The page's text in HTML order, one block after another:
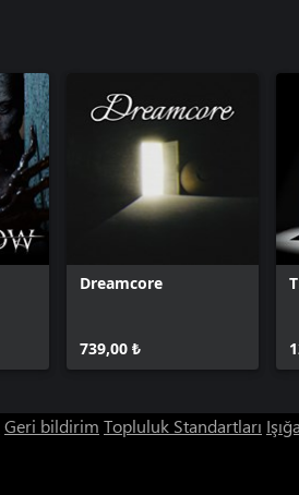
Dreamcore
739,00 ₺
Geri bildirim Topluluk Standartları